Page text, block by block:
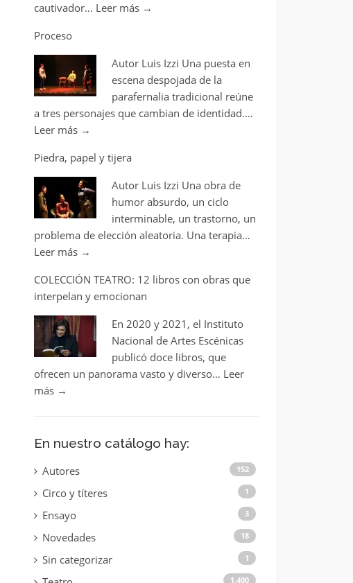
cautivador… Leer más →
Proceso
Autor Luis Izzi Una puesta en
escena despojada de la
parafernalia tradicional reúne
a tres personajes que cambian de identidad.…
Leer más →
Piedra, papel y tijera
Autor Luis Izzi Una obra de
humor absurdo, un ciclo
interminable, un trastorno, un
problema de elección aleatoria. Una terapia…
Leer más →
COLECCIÓN TEATRO: 12 libros con obras que
interpelan y emocionan
En 2020 y 2021, el Instituto
Nacional de Artes Escénicas
publicó doce libros, que
ofrecen un panorama vasto y diverso… Leer
más →
En nuestro catálogo hay:
Autores 152
Circo y títeres 1
Ensayo 3
Novedades 18
Sin categorizar 1
1.400